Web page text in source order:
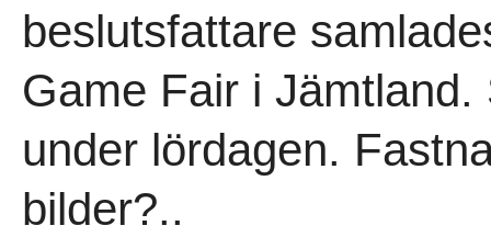
beslutsfattare
Game Fair i
under lördagen.
bilder?..